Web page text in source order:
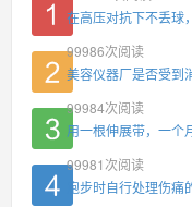
在高压对抗下不丢球
99986次阅读
美容仪器厂是否受到
99984次阅读
用一根伸展带，一个
99981 次阅读
跑步时自行处理伤痛